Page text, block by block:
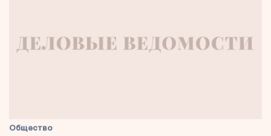
Общество